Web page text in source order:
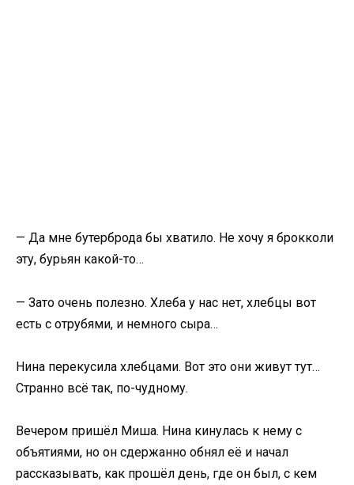
— Да мне бутерброда бы хватило. Не хочу я брокколи
эту, бурьян какой-то…
— Зато очень полезно. Хлеба у нас нет, хлебцы вот
есть с отрубями, и немного сыра…
Нина перекусила хлебцами. Вот это они живут тут…
Странно всё так, по-чудному.
Вечером пришёл Миша. Нина кинулась к нему с
объятиями, но он сдержанно обнял её и начал
рассказывать, как прошёл день, где он был, с кем